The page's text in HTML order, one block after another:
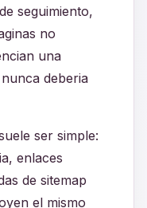
seguimiento,
no
una
deberia
ser simple:
enlaces
de sitemap
el mismo